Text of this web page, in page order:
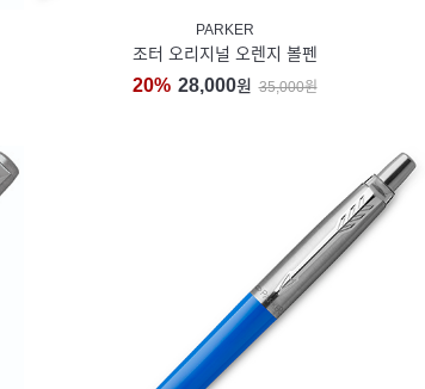
PARKER
조터 오리지널 오렌지 볼펜
20% 28,000원 35,000원